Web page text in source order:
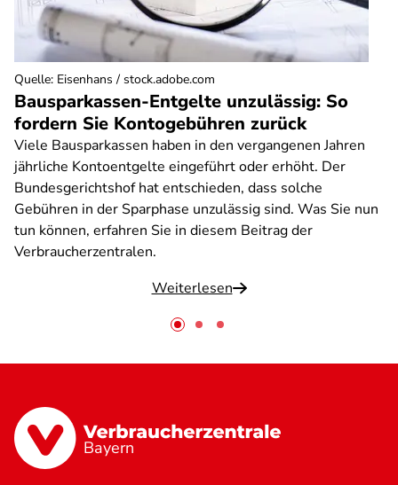
Bausparkassen-Entgelte unzulässig: So
fordern Sie Kontogebühren zurück
Viele Bausparkassen haben in den vergangenen Jahren
jährliche Kontoentgelte eingeführt oder erhöht. Der
Bundesgerichtshof hat entschieden, dass solche
Gebühren in der Sparphase unzulässig sind. Was Sie nun
tun können, erfahren Sie in diesem Beitrag der
Verbraucherzentralen.
Weiterlesen
Quelle: Eisenhans / stock.adobe.com
Bayern